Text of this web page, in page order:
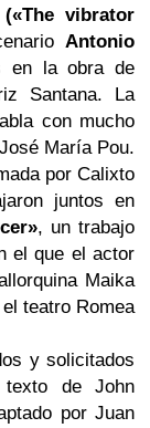
vibrator
Antonio
en la obra de
Santana. La
con mucho
María Pou.
por Calixto
juntos en
, un trabajo
el que el actor
Maika
teatro Romea
y solicitados
texto de John
por Juan